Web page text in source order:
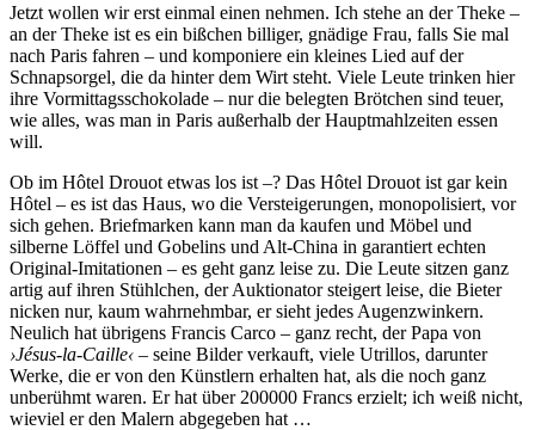
Jetzt wollen wir erst einmal einen nehmen. Ich stehe an der Theke –
an der Theke ist es ein bißchen billiger, gnädige Frau, falls Sie mal
nach Paris fahren – und komponiere ein kleines Lied auf der
Schnapsorgel, die da hinter dem Wirt steht. Viele Leute trinken hier
ihre Vormittagsschokolade – nur die belegten Brötchen sind teuer,
wie alles, was man in Paris außerhalb der Hauptmahlzeiten essen
will.
Ob im Hôtel Drouot etwas los ist –? Das Hôtel Drouot ist gar kein
Hôtel – es ist das Haus, wo die Versteigerungen, monopolisiert, vor
sich gehen. Briefmarken kann man da kaufen und Möbel und
silberne Löffel und Gobelins und Alt-China in garantiert echten
Original-Imitationen – es geht ganz leise zu. Die Leute sitzen ganz
artig auf ihren Stühlchen, der Auktionator steigert leise, die Bieter
nicken nur, kaum wahrnehmbar, er sieht jedes Augenzwinkern.
Neulich hat übrigens Francis Carco – ganz recht, der Papa von
›Jésus-la-Caille‹ – seine Bilder verkauft, viele Utrillos, darunter
Werke, die er von den Künstlern erhalten hat, als die noch ganz
unberühmt waren. Er hat über 200000 Francs erzielt; ich weiß nicht,
wieviel er den Malern abgegeben hat …